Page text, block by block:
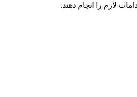
لازم را انجام دهند.